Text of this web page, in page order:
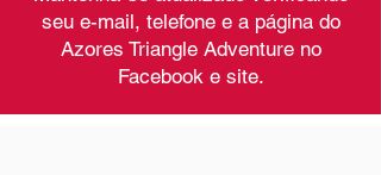
seu e-mail, telefone e a página do
Azores Triangle Adventure no
Facebook e site.